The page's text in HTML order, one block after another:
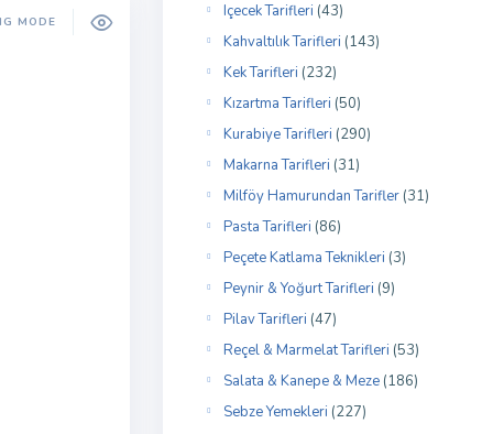
MODE
Içecek Tarifleri (43)
Kahvaltılık Tarifleri (143)
Kek Tarifleri (232)
Kızartma Tarifleri (50)
Kurabiye Tarifleri (290)
Makarna Tarifleri (31)
Milföy Hamurundan Tarifler (31)
Pasta Tarifleri (86)
Peçete Katlama Teknikleri (3)
Peynir & Yoğurt Tarifleri (9)
Pilav Tarifleri (47)
Reçel & Marmelat Tarifleri (53)
Salata & Kanepe & Meze (186)
Sebze Yemekleri (227)